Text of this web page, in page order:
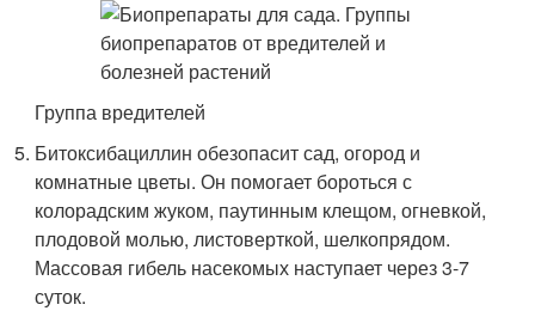
Группа вредителей
Битоксибациллин обезопасит сад, огород и
комнатные цветы. Он помогает бороться с
колорадским жуком, паутинным клещом, огневкой,
плодовой молью, листоверткой, шелкопрядом.
Массовая гибель насекомых наступает через 3-7
суток.